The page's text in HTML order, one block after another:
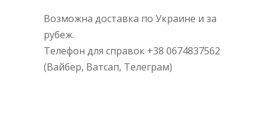
Возможна доставка по Украине и за
рубеж.
Телефон для справок +38 0674837562
(Вайбер, Ватсап, Телеграм)